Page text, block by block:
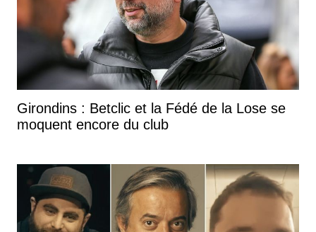
Girondins : Betclic et la Fédé de la Lose se
moquent encore du club